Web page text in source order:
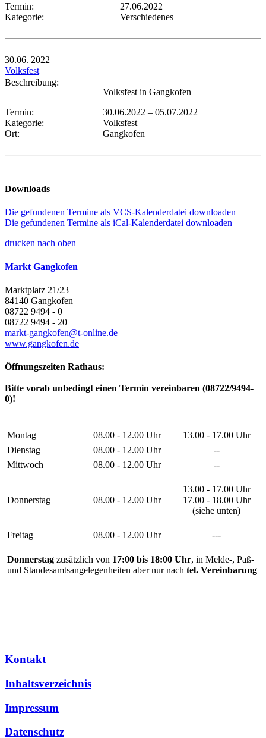
Termin:
27.06.2022
Kategorie:
Verschiedenes
30.06. 2022
Volksfest
Beschreibung:
Volksfest in Gangkofen
Termin:
30.06.2022 – 05.07.2022
Kategorie:
Volksfest
Ort:
Gangkofen
Downloads
Die gefundenen Termine als VCS-Kalenderdatei downloaden
Die gefundenen Termine als iCal-Kalenderdatei downloaden
drucken nach oben
Markt Gangkofen
Marktplatz 21/23
84140 Gangkofen
08722 9494 - 0
08722 9494 - 20
markt-gangkofen@t-online.de
www.gangkofen.de
Öffnungszeiten Rathaus:
Bitte vorab unbedingt einen Termin vereinbaren (08722/9494-
0)!
Montag 08.00 - 12.00 Uhr
13.00 - 17.00 Uhr
Dienstag
08.00 - 12.00 Uhr
--
Mittwoch
08.00 - 12.00 Uhr --
Donnerstag 08.00 - 12.00 Uhr
13.00 - 17.00 Uhr
17.00 - 18.00 Uhr
(siehe unten)
Freitag 08.00 - 12.00 Uhr ---
Donnerstag zusätzlich von 17:00 bis 18:00 Uhr, in Melde-, Paß-
und Standesamtsangelegenheiten aber nur nach tel. Vereinbarung
Kontakt
Inhaltsverzeichnis
Impressum
Datenschutz